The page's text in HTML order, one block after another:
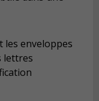
les enveloppes
lettres